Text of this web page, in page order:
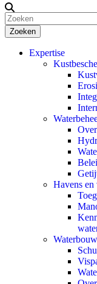
Zoeken
Expertise
Havens en